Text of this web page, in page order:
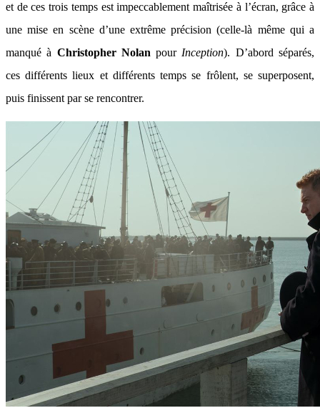
et de ces trois temps est impeccablement maîtrisée à l’écran, grâce à
une mise en scène d’une extrême précision (celle-là même qui a
manqué à Christopher Nolan pour Inception). D’abord séparés,
ces différents lieux et différents temps se frôlent, se superposent,
puis finissent par se rencontrer.